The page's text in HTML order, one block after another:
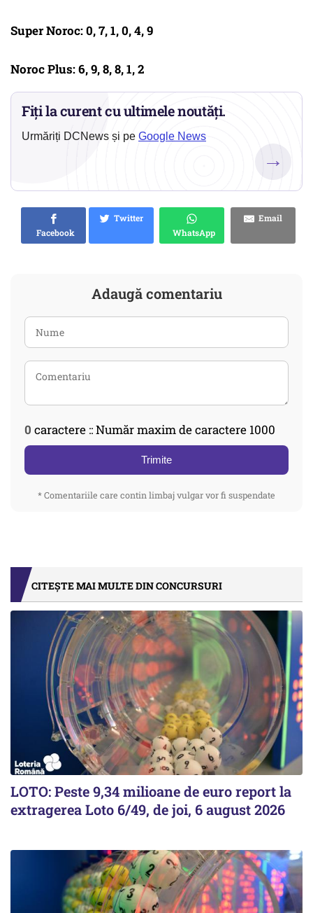
Super Noroc: 0, 7, 1, 0, 4, 9
Noroc Plus: 6, 9, 8, 8, 1, 2
Fiți la curent cu ultimele noutăți.
Urmăriți DCNews și pe Google News
→
Facebook
Twitter
WhatsApp
Email
Adaugă comentariu
0 caractere :: Număr maxim de caractere 1000
Trimite
* Comentariile care contin limbaj vulgar vor fi suspendate
CITEȘTE MAI MULTE DIN CONCURSURI
LOTO: Peste 9,34 milioane de euro report la
extragerea Loto 6/49, de joi, 6 august 2026